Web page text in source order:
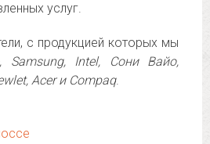
услуг.
с продукцией которых мы
Samsung, Intel, Сони Вайо,
Acer и Compaq.